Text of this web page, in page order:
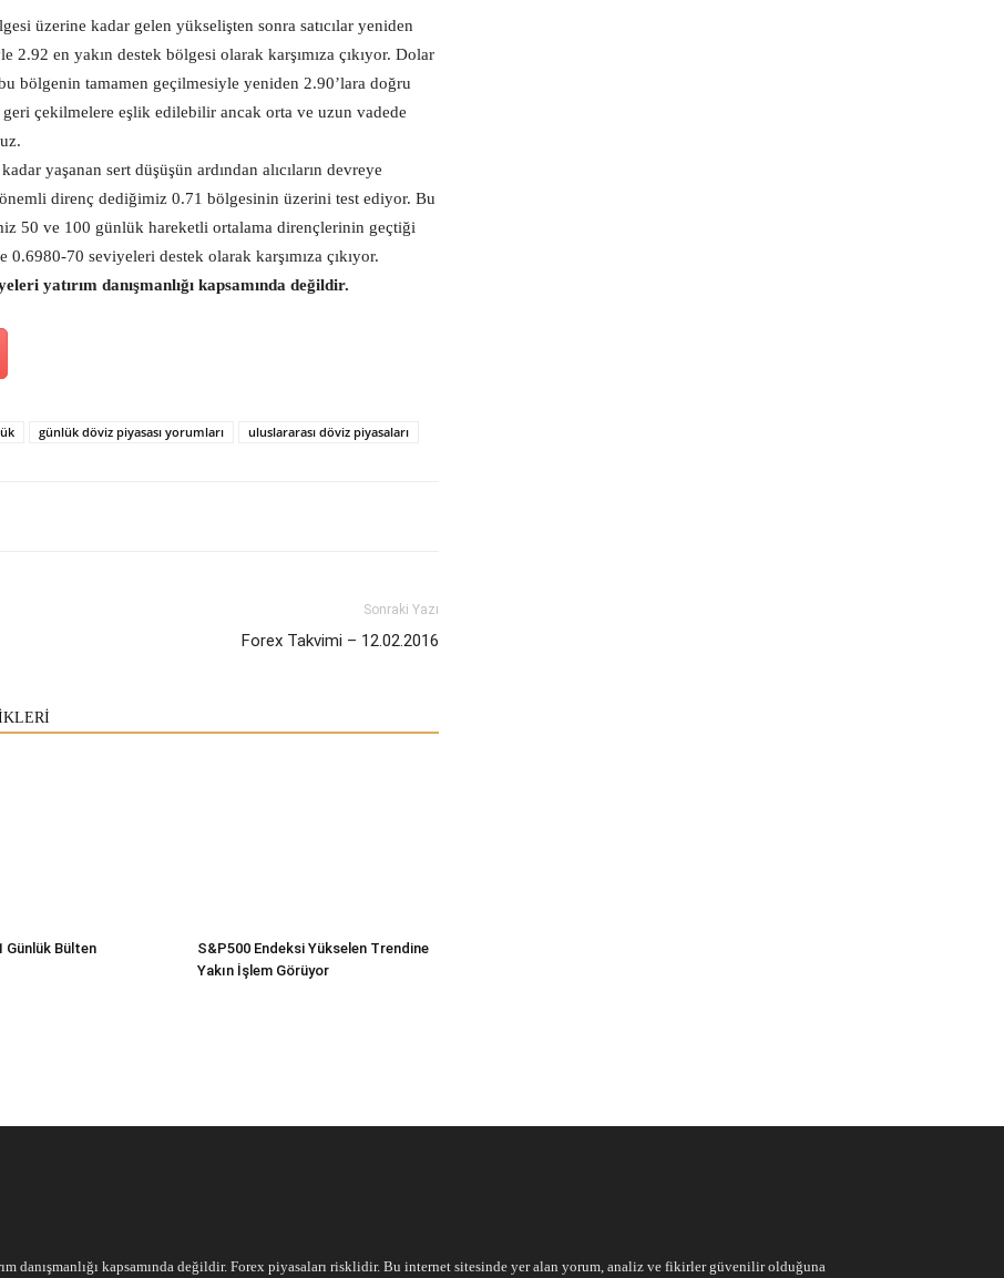
üzerine kadar gelen yükselişten sonra satıcılar yeniden
en yakın destek bölgesi olarak karşımıza çıkıyor. Dolar
bölgenin tamamen geçilmesiyle yeniden 2.90’lara doğru
çekilmelere eşlik edilebilir ancak orta ve uzun vadede
yaşanan sert düşüşün ardından alıcıların devreye
direnç dediğimiz 0.71 bölgesinin üzerini test ediyor. Bu
50 ve 100 günlük hareketli ortalama dirençlerinin geçtiği
70 seviyeleri destek olarak karşımıza çıkıyor.
yatırım danışmanlığı kapsamında değildir.
günlük döviz piyasası yorumları uluslararası döviz piyasaları
Sonraki Yazı
Forex Takvimi – 12.02.2016
Günlük Bülten
S&P500 Endeksi Yükselen Trendine
Yakın İşlem Görüyor
danışmanlığı kapsamında değildir. Forex piyasaları risklidir. Bu internet sitesinde yer alan yorum, analiz ve fikirler güvenilir olduğuna